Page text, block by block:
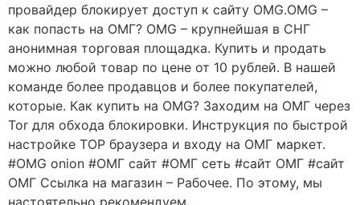
провайдер блокирует доступ к сайту OMG.OMG –
как попасть на ОМГ? OMG – крупнейшая в СНГ
анонимная торговая площадка. Купить и продать
можно любой товар по цене от 10 рублей. В нашей
команде более продавцов и более покупателей,
которые. Как купить на OMG? Заходим на ОМГ через
Tor для обхода блокировки. Инструкция по быстрой
настройке ТОР браузера и входу на ОМГ маркет.
#OMG onion #ОМГ сайт #ОМГ сеть #сайт ОМГ #сайт
ОМГ Ссылка на магазин – Рабочее. По этому, мы
настоятельно рекомендуем.